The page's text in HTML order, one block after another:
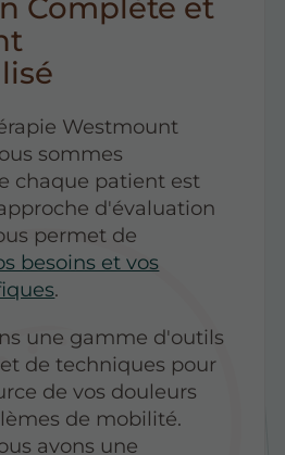
Westmount
sommes
chaque patient est
d'évaluation
permet de
besoins et vos
.
une gamme d'outils
de techniques pour
de vos douleurs
de mobilité.
avons une